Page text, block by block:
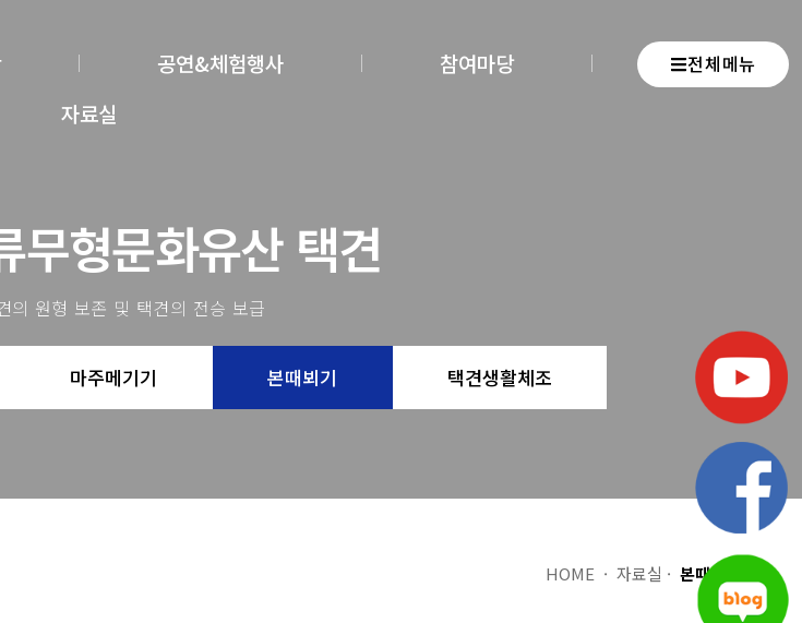
공연&체험행사
참여마당
자료실
전체메뉴
무형문화유산 택견
의 원형 보존 및 택견의 전승 보급
마주메기기 본때뵈기 택견생활체조
HOME · 자료실 · 본때뵈기